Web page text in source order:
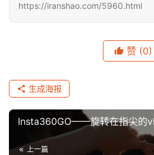
https://iranshao.com/5960.html
赞 (0)
生成海报
Insta360GO——旋转在指尖的
上一篇